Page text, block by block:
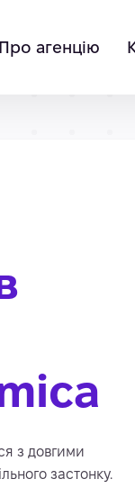
Про агенцію
з довгими
застонку.